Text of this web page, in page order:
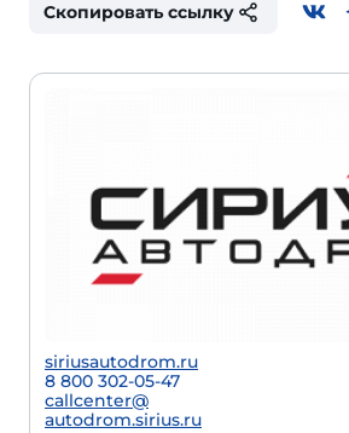
Скопировать ссылку
siriusautodrom.ru
8 800 302-05-47
callcenter@
autodrom.sirius.ru